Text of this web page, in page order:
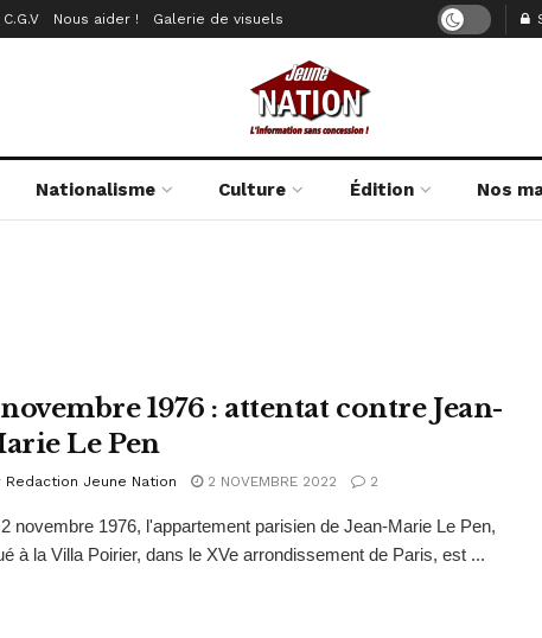
Nous aider ! Galerie de visuels
Nationalisme Culture Édition Nos
1976 : attentat contre Jean-
Le Pen
Redaction Jeune Nation 2 NOVEMBRE 2022 2
novembre 1976, l'appartement parisien de Jean-Marie Le Pen,
à la Villa Poirier, dans le XVe arrondissement de Paris, est ...